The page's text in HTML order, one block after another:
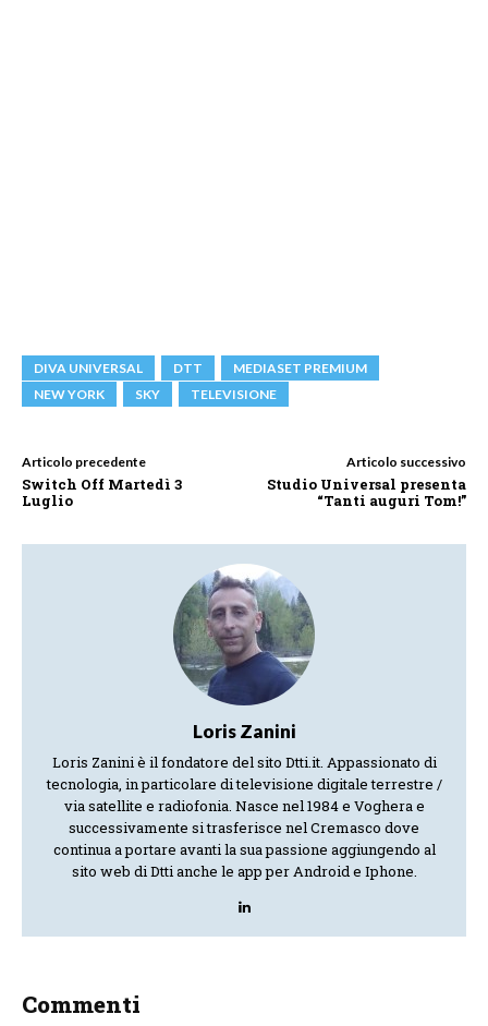
DIVA UNIVERSAL DTT
MEDIASET PREMIUM
NEW YORK
SKY TELEVISIONE
Articolo precedente
Switch Off Martedì 3
Luglio
Articolo successivo
Studio Universal presenta
“Tanti auguri Tom!”
Loris Zanini
Loris Zanini è il fondatore del sito Dtti.it. Appassionato di
tecnologia, in particolare di televisione digitale terrestre /
via satellite e radiofonia. Nasce nel 1984 e Voghera e
successivamente si trasferisce nel Cremasco dove
continua a portare avanti la sua passione aggiungendo al
sito web di Dtti anche le app per Android e Iphone.
Commenti